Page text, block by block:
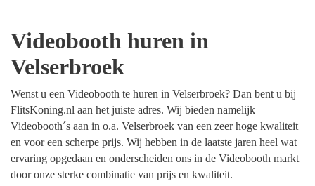
Videobooth huren in
Velserbroek
Wenst u een Videobooth te huren in Velserbroek? Dan bent u bij
FlitsKoning.nl aan het juiste adres. Wij bieden namelijk
Videobooth´s aan in o.a. Velserbroek van een zeer hoge kwaliteit
en voor een scherpe prijs. Wij hebben in de laatste jaren heel wat
ervaring opgedaan en onderscheiden ons in de Videobooth markt
door onze sterke combinatie van prijs en kwaliteit.